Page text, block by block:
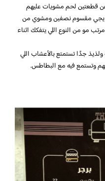
قطعتين لحم مشويات عليهم
مقسوم نصفين ومشوي من
مو من النوع اللي يتفكك اثناء
جدًا تستمتع بالأعشاب اللي
وتستمع فيه مع البطاطس.